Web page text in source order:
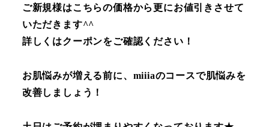
ご新規様はこちらの価格から更にお値引きさせて
いただきます^^
詳しくはクーポンをご確認ください！
お肌悩みが増える前に、miiiaのコースで肌悩みを
改善しましょう！